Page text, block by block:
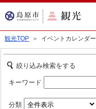
観光TOP ＞ イベントカレンダー
絞り込み検索をする
キーワード
分類